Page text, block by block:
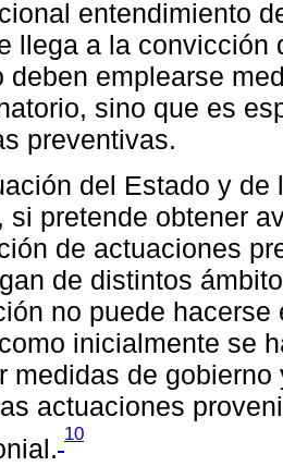
entendimiento
llega a la convicción
deben emplearse
sino que es
preventivas.
del Estado y
si pretende obtener
de actuaciones
de distintos
no puede
inicialmente se
medidas de
actuaciones
10